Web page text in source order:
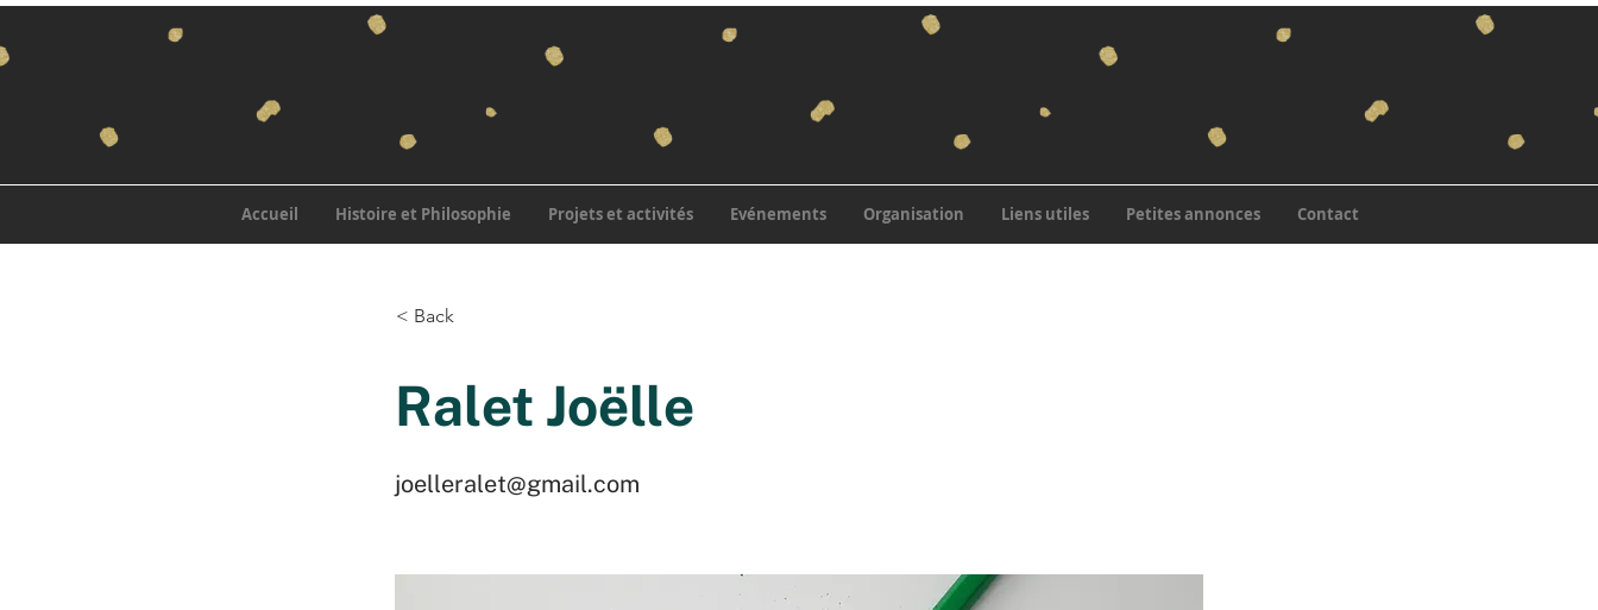
Accueil Histoire et Philosophie Projets et activités Evénements Organisation Liens utiles Petites annonces Contact
< Back
Ralet Joëlle
joelleralet@gmail.com